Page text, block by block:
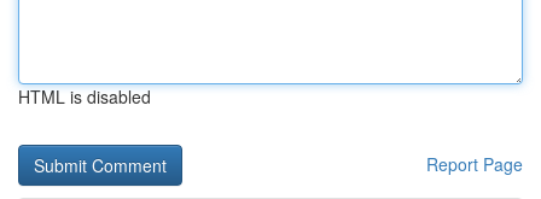
HTML is disabled
Report Page